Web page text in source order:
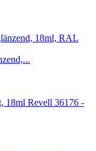
Revell 36176 -